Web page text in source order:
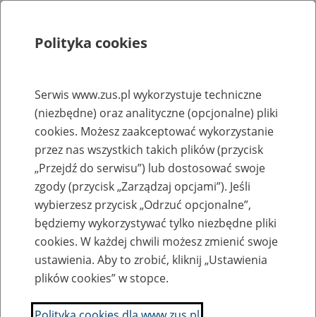
Rejestry, ewidencje i archiwa
Baza zlikwidowanych lub
przekształconych zakładów pracy
Nazwa zakładu pracy:
SZUKAJ
Polityka cookies
Serwis www.zus.pl wykorzystuje techniczne
(niezbędne) oraz analityczne (opcjonalne) pliki
cookies. Możesz zaakceptować wykorzystanie
przez nas wszystkich takich plików (przycisk
„Przejdź do serwisu”) lub dostosować swoje
zgody (przycisk „Zarządzaj opcjami”). Jeśli
wybierzesz przycisk „Odrzuć opcjonalne”,
będziemy wykorzystywać tylko niezbędne pliki
cookies. W każdej chwili możesz zmienić swoje
ustawienia. Aby to zrobić, kliknij „Ustawienia
plików cookies” w stopce.